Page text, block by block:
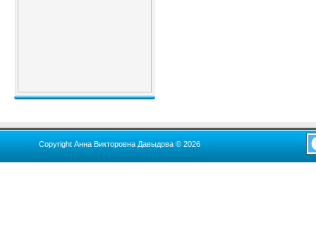
Copyright Анна Викторовна Давыдова © 2026